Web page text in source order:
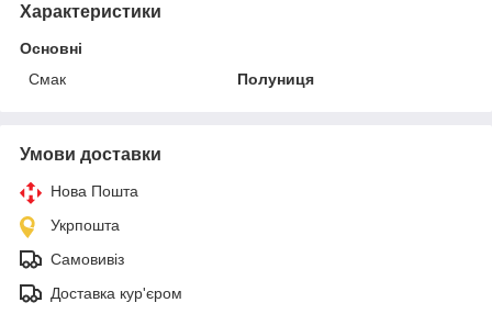
Характеристики
Основні
Смак
Полуниця
Умови доставки
Нова Пошта
Укрпошта
Самовивіз
Доставка кур'єром